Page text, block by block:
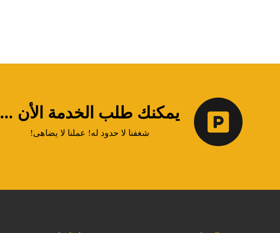
يمكنك طلب الخدمة الأن ...
شغفنا لا حدود له! عملنا لا يضاهى!